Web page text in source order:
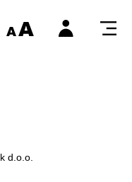
d.o.o.